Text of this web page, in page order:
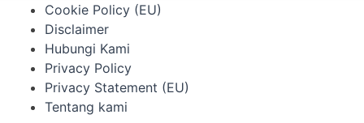
sampai kelewatan kesempatan emas ini! Baca
artikel ini sampai selesai untuk tahu detail
lengkapnya, mulai […]
Cookie Policy (EU)
Disclaimer
Hubungi Kami
Privacy Policy
Privacy Statement (EU)
Tentang kami